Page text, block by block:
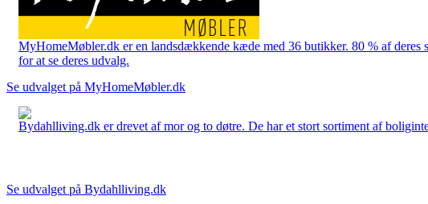
MyHomeMøbler.dk er en landsdækkende kæde med 36 butikker. 80 % af
for at se deres udvalg.
Se udvalget på MyHomeMøbler.dk
Bydahlliving.dk er drevet af mor og to døtre. De har et stort sortiment af
Se udvalget på Bydahlliving.dk